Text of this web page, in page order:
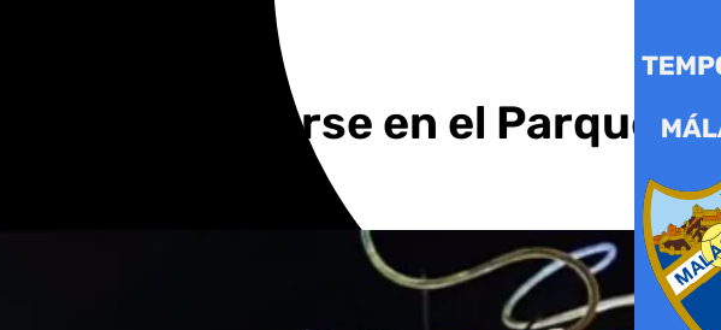
a celebrarse en el Parque